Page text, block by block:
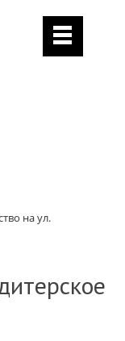
на ул.